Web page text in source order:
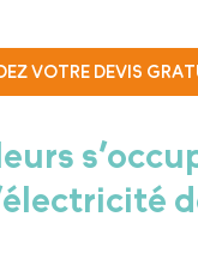
VOTRE DEVIS